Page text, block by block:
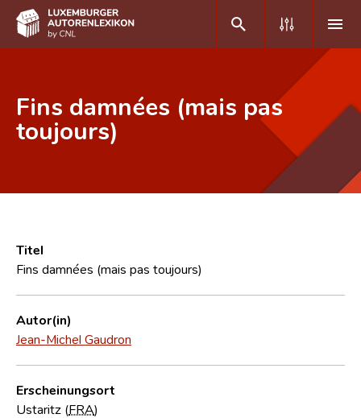
DE
Häufige Fragen und Antworten
CNL
Forschungsgruppe
Kontakt
Fins damnées (mais pas
toujours)
Titel
Fins damnées (mais pas toujours)
Autor(in)
Jean-Michel Gaudron
Erscheinungsort
Ustaritz (FRA)